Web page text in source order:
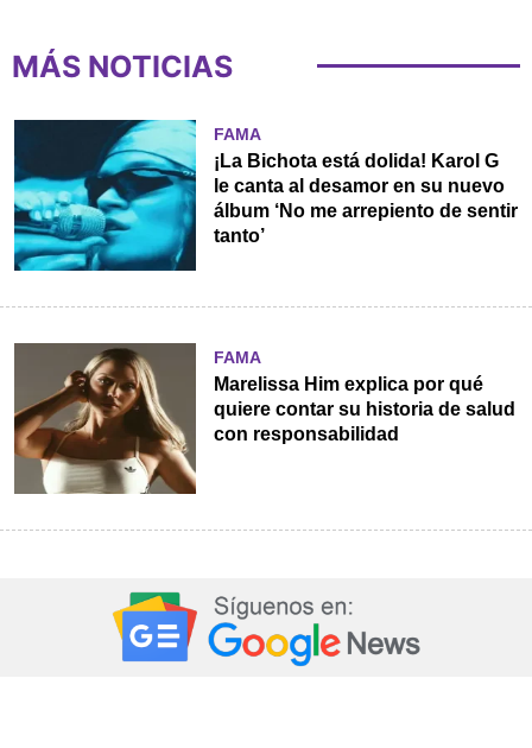
MÁS NOTICIAS
FAMA
¡La Bichota está dolida! Karol G
le canta al desamor en su nuevo
álbum ‘No me arrepiento de sentir
tanto’
FAMA
Marelissa Him explica por qué
quiere contar su historia de salud
con responsabilidad